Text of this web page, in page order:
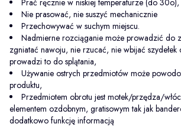
Nie prasować, nie suszyć mechanicznie
Przechowywać w suchym miejscu.
Nadmierne rozciąganie może prowadzić do
zgniatać nawoju, nie rzucać, nie wbijać
prowadzi to do splątania,
Używanie ostrych przedmiotów może
produktu,
Przedmiotem obrotu jest motek/przędza/
elementem ozdobnym, gratisowym tak jak
dodatkowo funkcję informacją